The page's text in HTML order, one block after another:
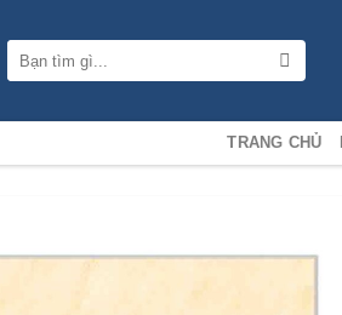
kiếm:
TRANG CHỦ